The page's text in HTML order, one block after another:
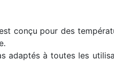
conçu pour des
adaptés à toutes les